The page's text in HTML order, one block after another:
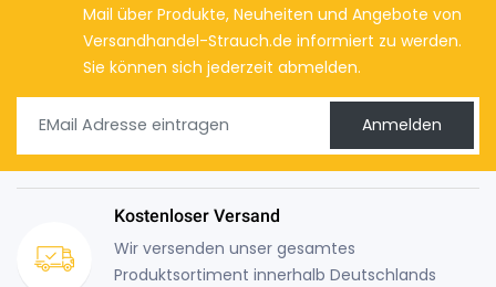
Mail über Produkte, Neuheiten und Angebote von
Versandhandel-Strauch.de informiert zu werden.
Sie können sich jederzeit abmelden.
Anmelden
Kostenloser Versand
Wir versenden unser gesamtes
Produktsortiment innerhalb Deutschlands